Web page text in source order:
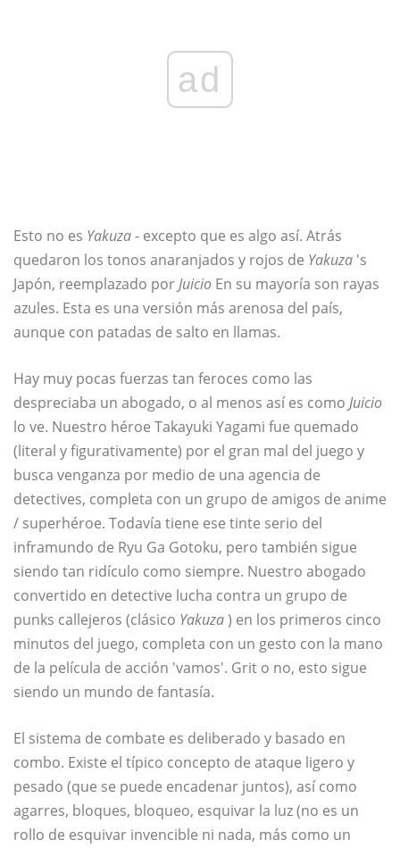
ad
Esto no es Yakuza- excepto que es algo así. Atrás
quedaron los tonos anaranjados y rojos de Yakuza 's
Japón, reemplazado porJuicio En su mayoría son rayas
azules. Esta es una versión más arenosa del país,
aunque con patadas de salto en llamas.
Hay muy pocas fuerzas tan feroces como las
despreciaba un abogado, o al menos así es como Juicio
lo ve. Nuestro héroe Takayuki Yagami fue quemado
(literal y figurativamente) por el gran mal del juego y
busca venganza por medio de una agencia de
detectives, completa con un grupo de amigos de anime
/ superhéroe. Todavía tiene ese tinte serio del
inframundo de Ryu Ga Gotoku, pero también sigue
siendo tan ridículo como siempre. Nuestro abogado
convertido en detective lucha contra un grupo de
punks callejeros (clásico Yakuza) en los primeros cinco
minutos del juego, completa con un gesto con la mano
de la película de acción 'vamos'. Grit o no, esto sigue
siendo un mundo de fantasía.
El sistema de combate es deliberado y basado en
combo. Existe el típico concepto de ataque ligero y
pesado (que se puede encadenar juntos), así como
agarres, bloques, bloqueo, esquivar la luz (no es un
rollo de esquivar invencible ni nada, más como un